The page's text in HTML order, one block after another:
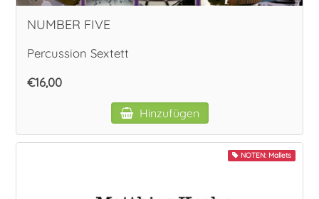
NUMBER FIVE
Percussion Sextett
€16,00
Hinzufügen
NOTEN: Mallets